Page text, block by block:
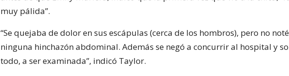
muy pálida”.
“Se quejaba de dolor en sus escápulas (cerca de los hombros), pero no noté
ninguna hinchazón abdominal. Además se negó a concurrir al hospital y
todo, a ser examinada”, indicó Taylor.